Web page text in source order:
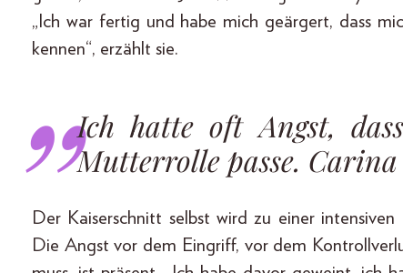
„Ich war fertig und habe mich geärgert, dass
kennen“, erzählt sie.
Ich hatte oft Angst,
Mutterrolle passe.
Der Kaiserschnitt selbst wird zu einer
Die Angst vor dem Eingriff, vor dem